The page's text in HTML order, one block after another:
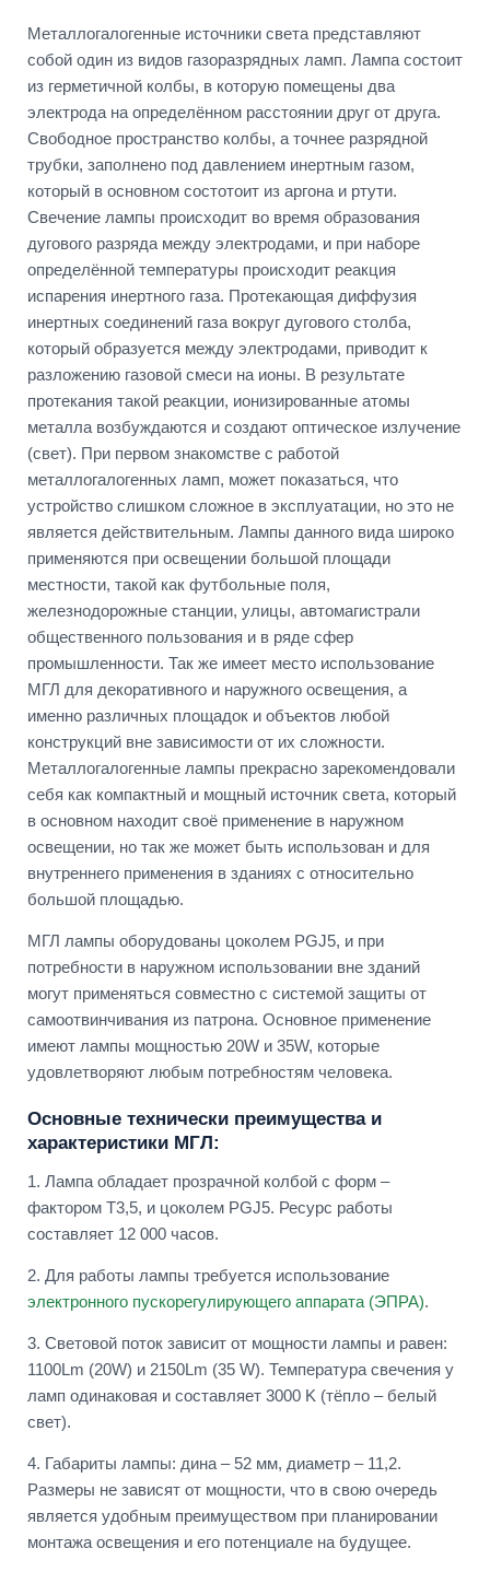
Металлогалогенные источники света представляют
собой один из видов газоразрядных ламп. Лампа состоит
из герметичной колбы, в которую помещены два
электрода на определённом расстоянии друг от друга.
Свободное пространство колбы, а точнее разрядной
трубки, заполнено под давлением инертным газом,
который в основном состотоит из аргона и ртути.
Свечение лампы происходит во время образования
дугового разряда между электродами, и при наборе
определённой температуры происходит реакция
испарения инертного газа. Протекающая диффузия
инертных соединений газа вокруг дугового столба,
который образуется между электродами, приводит к
разложению газовой смеси на ионы. В результате
протекания такой реакции, ионизированные атомы
металла возбуждаются и создают оптическое излучение
(свет). При первом знакомстве с работой
металлогалогенных ламп, может показаться, что
устройство слишком сложное в эксплуатации, но это не
является действительным. Лампы данного вида широко
применяются при освещении большой площади
местности, такой как футбольные поля,
железнодорожные станции, улицы, автомагистрали
общественного пользования и в ряде сфер
промышленности. Так же имеет место использование
МГЛ для декоративного и наружного освещения, а
именно различных площадок и объектов любой
конструкций вне зависимости от их сложности.
Металлогалогенные лампы прекрасно зарекомендовали
себя как компактный и мощный источник света, который
в основном находит своё применение в наружном
освещении, но так же может быть использован и для
внутреннего применения в зданиях с относительно
большой площадью.
МГЛ лампы оборудованы цоколем PGJ5, и при
потребности в наружном использовании вне зданий
могут применяться совместно с системой защиты от
самоотвинчивания из патрона. Основное применение
имеют лампы мощностью 20W и 35W, которые
удовлетворяют любым потребностям человека.
Основные технически преимущества и
характеристики МГЛ:
1. Лампа обладает прозрачной колбой с форм –
фактором Т3,5, и цоколем PGJ5. Ресурс работы
составляет 12 000 часов.
2. Для работы лампы требуется использование
электронного пускорегулирующего аппарата (ЭПРА).
3. Световой поток зависит от мощности лампы и равен:
1100Lm (20W) и 2150Lm (35 W). Температура свечения у
ламп одинаковая и составляет 3000 K (тёпло – белый
свет).
4. Габариты лампы: дина – 52 мм, диаметр – 11,2.
Размеры не зависят от мощности, что в свою очередь
является удобным преимуществом при планировании
монтажа освещения и его потенциале на будущее.